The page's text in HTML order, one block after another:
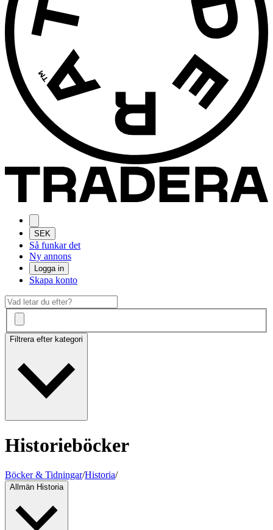
SEK
Så funkar det
Ny annons
Logga in
Skapa konto
Filtrera efter kategori
Historieböcker
Böcker & Tidningar/Historia/
Allmän Historia